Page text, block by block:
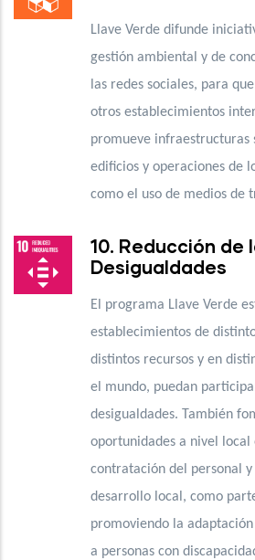
Llave Verde difunde
gestión ambiental y de
las redes sociales, para
otros establecimientos
promueve infraestructuras
edificios y operaciones de
como el uso de medios de
10. Reducción de
Desigualdades
El programa Llave Verde
establecimientos de
distintos recursos y en
el mundo, puedan
desigualdades. También
oportunidades a nivel local
contratación del personal
desarrollo local, como
promoviendo la
a personas con